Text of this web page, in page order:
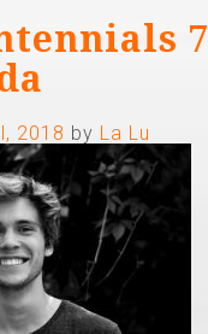
7
2018 by La Lu